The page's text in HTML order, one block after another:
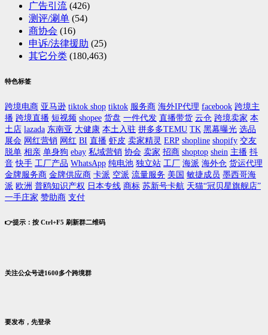
广告引流 (426)
测评/涮单 (54)
商协会 (16)
申诉/法律援助 (25)
其它分类 (180,463)
特色标签
跨境电商 亚马逊 tiktok shop tiktok 服务商 海外IP代理 facebook 跨境主
播 跨境直播 短视频 shopee 货盘 一件代发 直播带货 云仓 跨境卖家 本
土店 lazada 东南亚 大健康 本土入驻 拼多多TEMU TK 黑幕曝光 选品
展会 网红营销 网红 BI 直播 虾皮 卖家精灵 ERP shopline shopify 交友
脱单 相亲 单身狗 ebay 私域营销 协会 卖家 招商 shoptop shein 主播 抖
音 快手 工厂产品 WhatsApp 纯电池 独立站 工厂 海派 海外仓 货运代理
金牌服务商 金牌供应商 卡派 空派 流量服务 美国 敏捷成员 墨西哥海
派 欧洲 普鸥知识产权 日本专线 商标 苏新号卡航 天猫“冠贝星旗舰店”
一手庄家 赞助商 支付
👉提示：按 Ctrl+F5 刷新群二维码
关注公众号进1600多个跨境群
要发布，先登录